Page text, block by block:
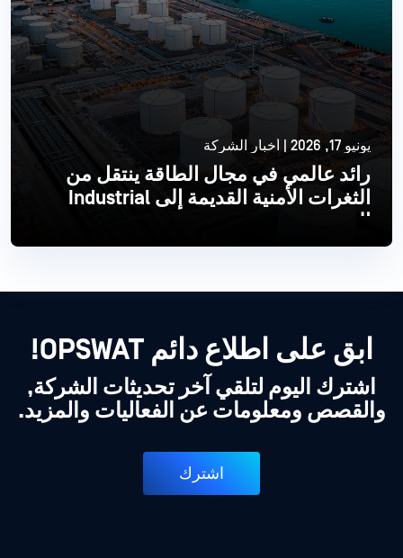
يونيو 17, 2026 | أخبار الشركة
رائد عالمي في مجال الطاقة ينتقل من
الثغرات الأمنية القديمة إلى Industrial
الحديث
اقرأ أكثر
ابق على اطلاع دائم OPSWAT!
اشترك اليوم لتلقي آخر تحديثات الشركة,
والقصص ومعلومات عن الفعاليات والمزيد.
اشترك